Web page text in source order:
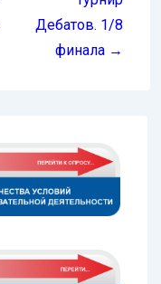
Дебатов. 1/8
финала →